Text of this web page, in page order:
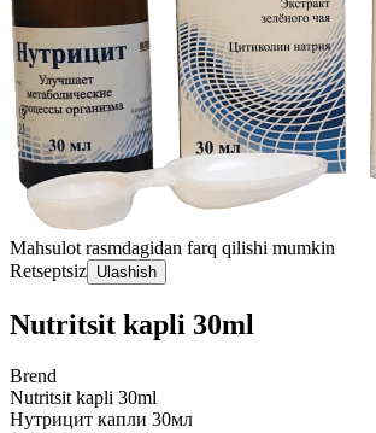
Mahsulot rasmdagidan farq qilishi mumkin
Retseptsiz Ulashish
Nutritsit kapli 30ml
Brend
Nutritsit kapli 30ml
Нутрицит капли 30мл